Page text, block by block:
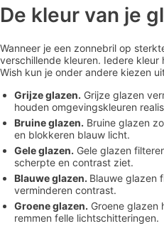
De kleur van je
Wanneer je een zonnebril op
verschillende kleuren. Iedere kleur
Wish kun je onder andere kiezen
Grijze glazen. Grijze glazen
houden omgevingskleuren
Bruine glazen. Bruine glazen
en blokkeren blauw licht.
Gele glazen. Gele glazen
scherpte en contrast ziet.
Blauwe glazen. Blauwe glazen
verminderen contrast.
Groene glazen. Groene glazen
remmen felle lichtschitteringen.